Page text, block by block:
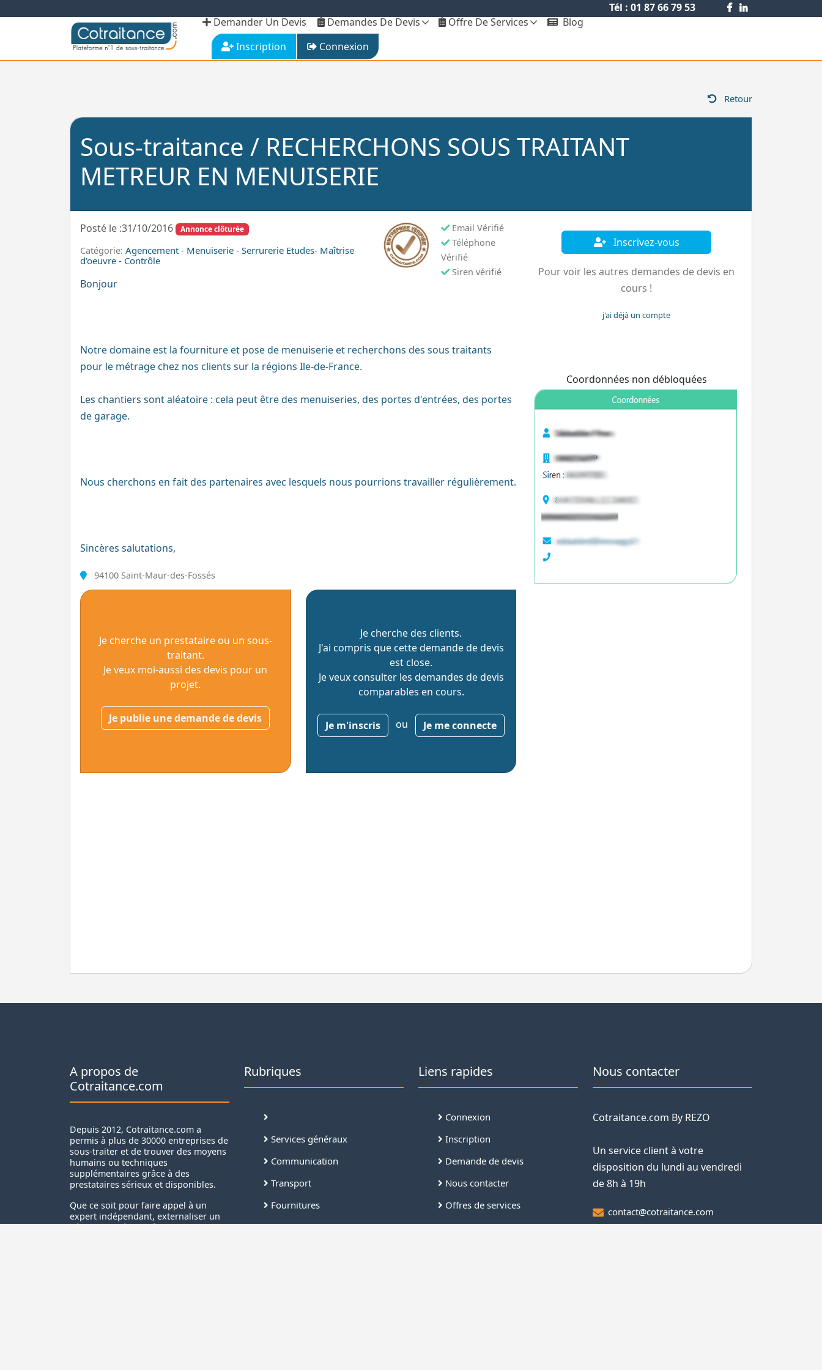
Tél : 01 87 66 79 53
Demander Un Devis
Demandes De Devis Offre De Services
Blog
Inscription
Connexion
Retour
Sous-traitance / RECHERCHONS SOUS TRAITANT
METREUR EN MENUISERIE
Posté le :31/10/2016 Annonce clôturée
Email Vérifié
Téléphone
Vérifié
Siren vérifié
Catégorie: Agencement - Menuiserie - Serrurerie Etudes- Maîtrise
d'oeuvre - Contrôle
Bonjour
Notre domaine est la fourniture et pose de menuiserie et recherchons des sous traitants
pour le métrage chez nos clients sur la régions Ile-de-France.
Les chantiers sont aléatoire : cela peut être des menuiseries, des portes d'entrées, des portes
de garage.
Nous cherchons en fait des partenaires avec lesquels nous pourrions travailler régulièrement.
Sincères salutations,
94100 Saint-Maur-des-Fossés
Je cherche un prestataire ou un sous-
traitant.
Je veux moi-aussi des devis pour un
projet.
Je publie une demande de devis
Je cherche des clients.
J'ai compris que cette demande de devis
est close.
Je veux consulter les demandes de devis
comparables en cours.
Je m'inscris ou Je me connecte
Inscrivez-vous
Pour voir les autres demandes de devis en
cours !
j'ai déjà un compte
Coordonnées non débloquées
A propos de
Cotraitance.com
Depuis 2012, Cotraitance.com a
permis à plus de 30000 entreprises de
sous-traiter et de trouver des moyens
humains ou techniques
supplémentaires grâce à des
prestataires sérieux et disponibles.
Que ce soit pour faire appel à un
expert indépendant, externaliser un
pôle d’activités et même trouver des
Rubriques
Services généraux
Communication
Transport
Fournitures
Nettoyage
Liens rapides
Connexion
Inscription
Demande de devis
Nous contacter
Offres de services
FAQ
Nous contacter
Cotraitance.com By REZO
Un service client à votre
disposition du lundi au vendredi
de 8h à 19h
contact@cotraitance.com